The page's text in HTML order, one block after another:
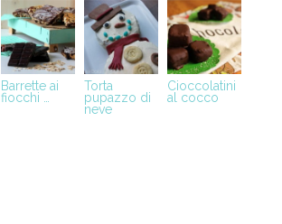
Barrette ai
fiocchi …
Torta
pupazzo di
neve
Cioccolatini
al cocco